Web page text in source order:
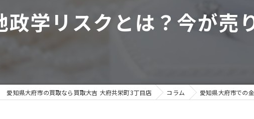
腕時計
学リスクとは？今が売
愛知県大府市の買取なら買取大吉 大府共栄町3丁目店 コラム 愛知県大府市での